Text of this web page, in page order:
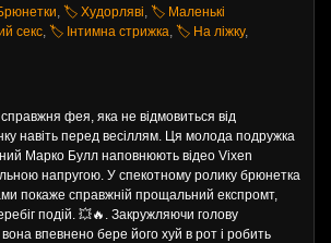
, 🏷️ Худорляві, 🏷️ Маленькі
секс, 🏷️ Інтимна стрижка, 🏷️ На ліжку,
фея, яка не відмовиться від
навіть перед весіллям. Ця молода подружка
Марко Булл наповнюють відео Vixen
напругою. У спекотному ролику брюнетка
покаже справжній прощальний експромт,
подій. 💥🔥. Закружляючи голову
впевнено бере його хуй в рот і робить